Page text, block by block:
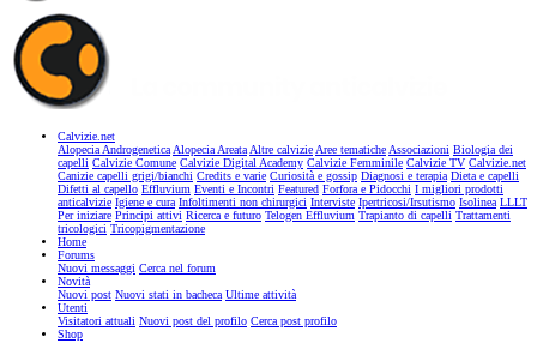
Calvizie.net
Alopecia AndrogeneticaAlopecia AreataAltre calvizieAree tematicheAssociazioni Biologia dei
capelli Calvizie Comune Calvizie Digital Academy Calvizie Femminile Calvizie TV Calvizie.net
Canizie capelli grigi/bianchi Credits e varie Curiosità e gossip Diagnosi e terapia Dieta e capelli
Difetti al capello Effluvium Eventi e Incontri Featured Forfora e Pidocchi I migliori prodotti
anticalvizie Igiene e cura Infoltimenti non chirurgici Interviste Ipertricosi/Irsutismo Isolinea LLLT
Per iniziare Principi attivi Ricerca e futuro Telogen Effluvium Trapianto di capelli Trattamenti
tricologici Tricopigmentazione
Home
Forums
Nuovi messaggi Cerca nel forum
Novità
Nuovi post Nuovi stati in bacheca Ultime attività
Utenti
Visitatori attuali Nuovi post del profilo Cerca post profilo
Shop